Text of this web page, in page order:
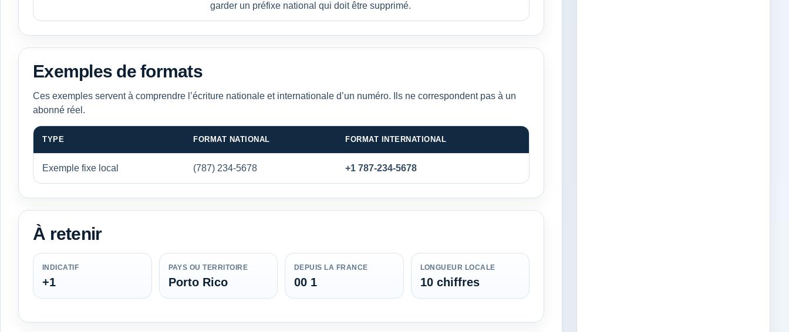
garder un préfixe national qui doit être supprimé.
Exemples de formats
Ces exemples servent à comprendre l’écriture nationale et internationale d’un numéro. Ils ne correspondent pas à un
abonné réel.
TYPE FORMAT NATIONAL FORMAT INTERNATIONAL
Exemple fixe local (787) 234-5678 +1 787-234-5678
À retenir
INDICATIF
+1
PAYS OU TERRITOIRE
Porto Rico
DEPUIS LA FRANCE
00 1
LONGUEUR LOCALE
10 chiffres